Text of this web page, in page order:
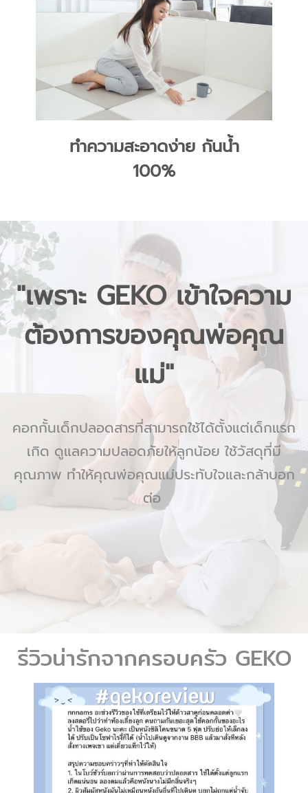
ทำความสะอาดง่าย กันน้ำ
100%
"เพราะ GEKO เข้าใจความ
ต้องการของคุณพ่อคุณ
แม่"
คอกกั้นเด็กปลอดสารที่สามารถใช้ได้ตั้งแต่เด็กแรก
เกิด ดูแลความปลอดภัยให้ลูกน้อย ใช้วัสดุที่มี
คุณภาพ ทำให้คุณพ่อคุณแม่ประทับใจและกล้าบอก
ต่อ
รีวิวน่ารักจากครอบครัว GEKO